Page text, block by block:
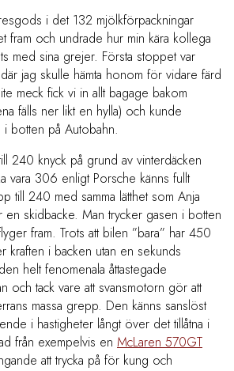
i det 132 mjölkförpackningar
fram och undrade hur min kära kollega
med sina grejer. Första stoppet var
jag skulle hämta honom för vidare färd
meck fick vi in allt bagage bakom
fälls ner likt en hylla) och kunde
i botten på Autobahn.
240 knyck på grund av vinterdäcken
vara 306 enligt Porsche känns fullt
till 240 med samma lätthet som Anja
en skidbacke. Man trycker gasen i botten
fram. Trots att bilen ”bara” har 450
kraften i backen utan en sekunds
helt fenomenala åttastegade
och tack vare att svansmotorn gör att
massa grepp. Den känns sanslöst
i hastigheter långt över det tillåtna i
från exempelvis en McLaren 570GT
att trycka på för kung och